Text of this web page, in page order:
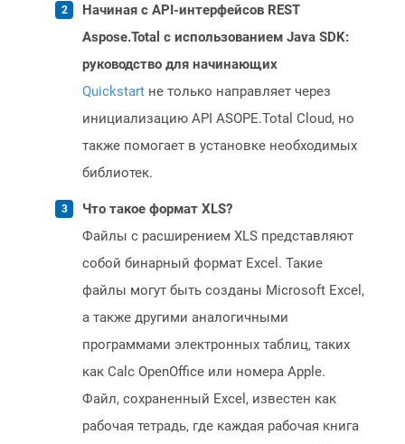
Начиная с API-интерфейсов REST
Aspose.Total с использованием Java SDK:
руководство для начинающих
Quickstart не только направляет через
инициализацию API ASOPE.Total Cloud, но
также помогает в установке необходимых
библиотек.
Что такое формат XLS?
Файлы с расширением XLS представляют
собой бинарный формат Excel. Такие
файлы могут быть созданы Microsoft Excel,
а также другими аналогичными
программами электронных таблиц, таких
как Calc OpenOffice или номера Apple.
Файл, сохраненный Excel, известен как
рабочая тетрадь, где каждая рабочая книга